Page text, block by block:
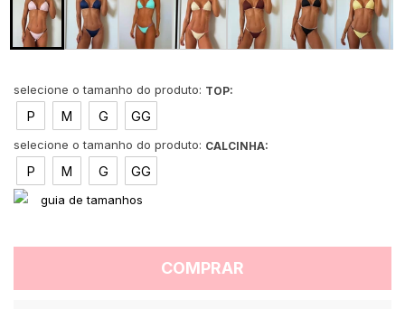
TOP:
P M G GG
CALCINHA:
P M G GG
COMPRAR